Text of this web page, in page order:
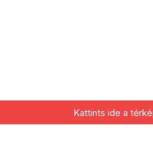
Kattints ide a